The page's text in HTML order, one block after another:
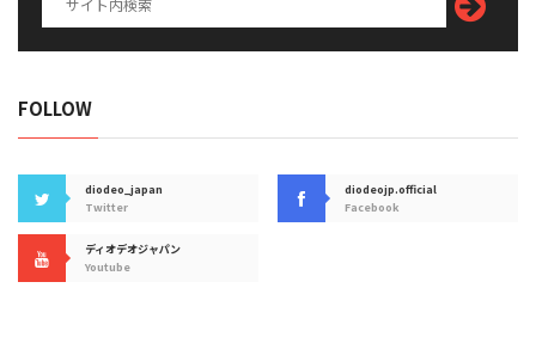
FOLLOW
diodeo_japan
Twitter
diodeojp.official
Facebook
ディオデオジャパン
Youtube